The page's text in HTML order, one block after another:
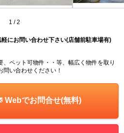
1 /2
にお問い合わせ下さい(店舗前駐車場有)
ペット可物件・・等、幅広く物件を取り
い合わせください！
Webでお問合せ(無料)